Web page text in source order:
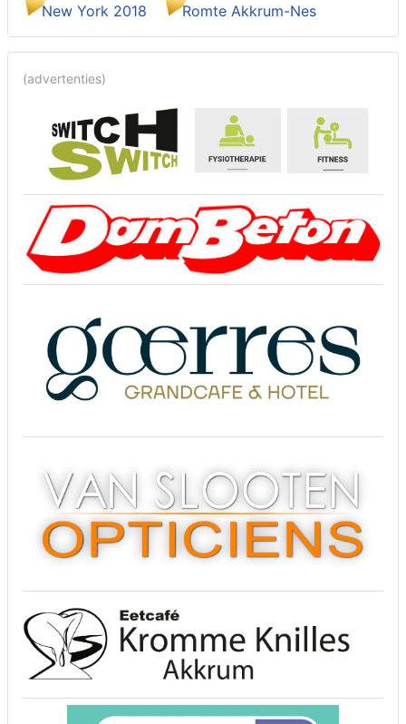
New York 2018
Romte Akkrum-Nes
(advertenties)